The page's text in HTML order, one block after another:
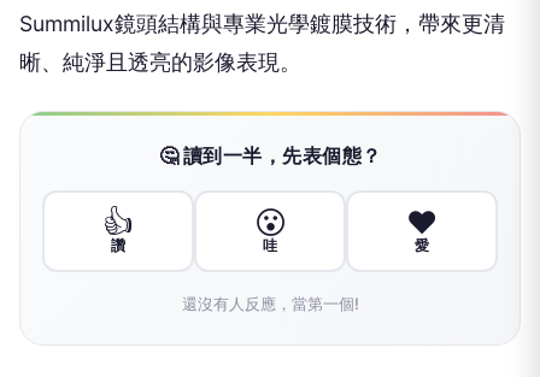
Summilux鏡頭結構與專業光學鍍膜技術，帶來更清
晰、純淨且透亮的影像表現。
🤔 讀到一半，先表個態？
👍
讚
😮
哇
❤️
愛
還沒有人反應，當第一個!